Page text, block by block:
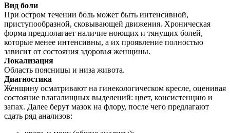
Вид боли
При остром течении боль может быть интенсивной,
приступообразной, сковывающей движения. Хроническая
форма предполагает наличие ноющих и тянущих болей,
которые менее интенсивны, а их проявление полностью
зависит от состояния здоровья женщины.
Локализация
Область поясницы и низа живота.
Диагностика
Женщину осматривают на гинекологическом кресле, оценивая
состояние влагалищных выделений: цвет, консистенцию и
запах. Далее берут мазок на флору, после чего предлагают
сдать ряд анализов: